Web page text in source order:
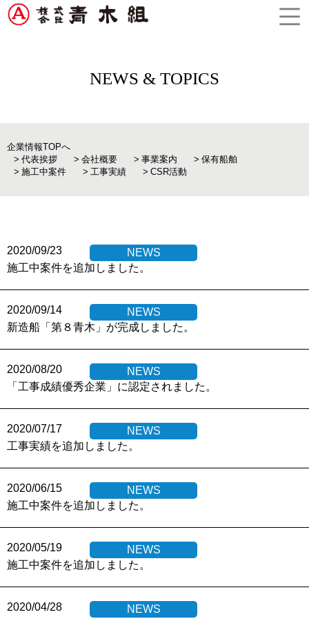
NEWS & TOPICS
企業情報TOPへ
代表挨拶
会社概要 事業案内
保有船舶
施工中案件
工事実績 CSR活動
2020/09/23
NEWS
施工中案件を追加しました。
2020/09/14
NEWS
新造船「第８青木」が完成しました。
2020/08/20
NEWS
「工事成績優秀企業」に認定されました。
2020/07/17
NEWS
工事実績を追加しました。
2020/06/15
NEWS
施工中案件を追加しました。
2020/05/19
NEWS
施工中案件を追加しました。
2020/04/28
NEWS